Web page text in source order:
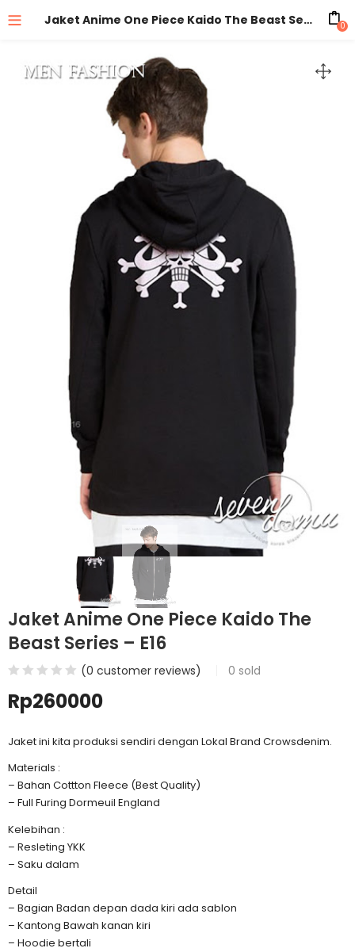
Jaket Anime One Piece Kaido The Beast Series – E16 0
Jaket Anime One Piece Kaido The
Beast Series – E16
(0 customer reviews) 0 sold
Rp260000
Jaket ini kita produksi sendiri dengan Lokal Brand Crowsdenim.
Materials :
– Bahan Cottton Fleece (Best Quality)
– Full Furing Dormeuil England
Kelebihan :
– Resleting YKK
– Saku dalam
Detail
– Bagian Badan depan dada kiri ada sablon
– Kantong Bawah kanan kiri
– Hoodie bertali